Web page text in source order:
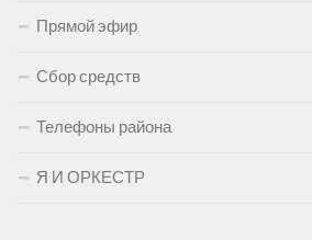
Прямой эфир
Сбор средств
Телефоны района
Я И ОРКЕСТР